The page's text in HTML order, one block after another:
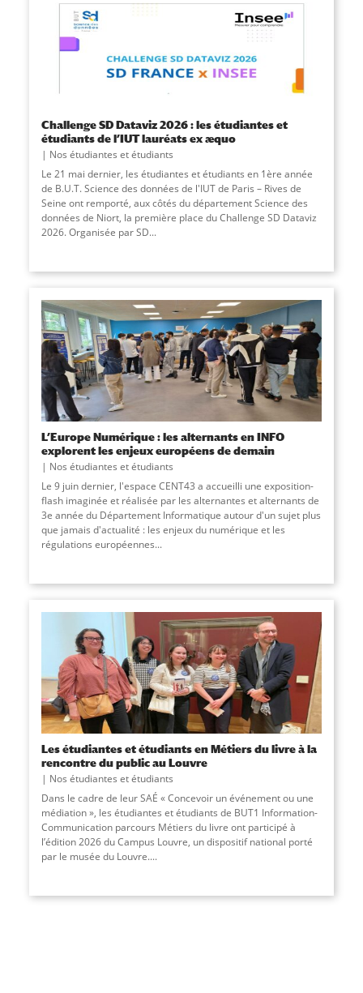
Challenge SD Dataviz 2026 : les étudiantes et
étudiants de l’IUT lauréats ex æquo
Nos étudiantes et étudiants
Le 21 mai dernier, les étudiantes et étudiants en 1ère année
de B.U.T. Science des données de l'IUT de Paris – Rives de
Seine ont remporté, aux côtés du département Science des
données de Niort, la première place du Challenge SD Dataviz
2026. Organisée par SD...
L’Europe Numérique : les alternants en INFO
explorent les enjeux européens de demain
Nos étudiantes et étudiants
Le 9 juin dernier, l'espace CENT43 a accueilli une exposition-
flash imaginée et réalisée par les alternantes et alternants de
3e année du Département Informatique autour d'un sujet plus
que jamais d'actualité : les enjeux du numérique et les
régulations européennes...
Les étudiantes et étudiants en Métiers du livre à la
rencontre du public au Louvre
Nos étudiantes et étudiants
Dans le cadre de leur SAÉ « Concevoir un événement ou une
médiation », les étudiantes et étudiants de BUT1 Information-
Communication parcours Métiers du livre ont participé à
l’édition 2026 du Campus Louvre, un dispositif national porté
par le musée du Louvre....